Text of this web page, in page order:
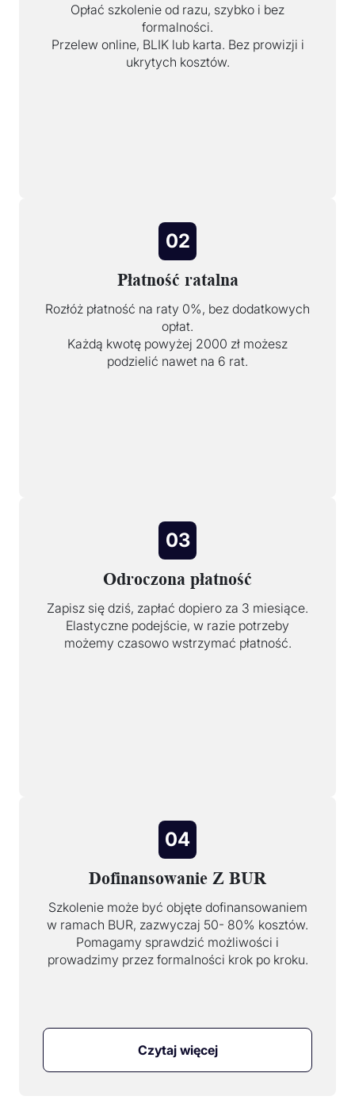
Opłać szkolenie od razu, szybko i bez
formalności.
Przelew online, BLIK lub karta. Bez prowizji i
ukrytych kosztów.
02
Płatność ratalna
Rozłóż płatność na raty 0%, bez dodatkowych
opłat.
Każdą kwotę powyżej 2000 zł możesz
podzielić nawet na 6 rat.
03
Odroczona płatność
Zapisz się dziś, zapłać dopiero za 3 miesiące.
Elastyczne podejście, w razie potrzeby
możemy czasowo wstrzymać płatność.
04
Dofinansowanie Z BUR
Szkolenie może być objęte dofinansowaniem
w ramach BUR, zazwyczaj 50- 80% kosztów.
Pomagamy sprawdzić możliwości i
prowadzimy przez formalności krok po kroku.
Czytaj więcej